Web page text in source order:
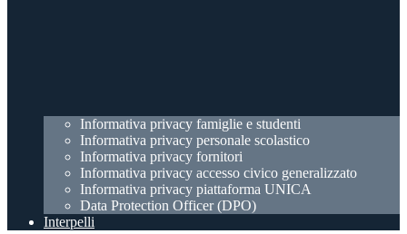
Informativa privacy famiglie e studenti
Informativa privacy personale scolastico
Informativa privacy fornitori
Informativa privacy accesso civico generalizzato
Informativa privacy piattaforma UNICA
Data Protection Officer (DPO)
Interpelli